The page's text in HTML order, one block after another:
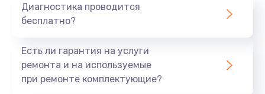
Восстановление данных телефона
Заказать
Диагностика проводится
бесплатно?
Есть ли гарантия на услуги
ремонта и на используемые
при ремонте комплектующие?